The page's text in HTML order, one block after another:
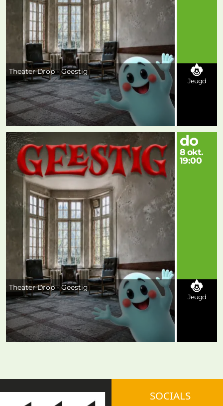
Theater Drop - Geestig
Jeugd
Theater Drop - Geestig
do
8 okt.
19:00
Jeugd
SOCIALS